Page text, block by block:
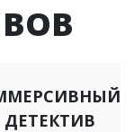
ДЕТЕКТИВ